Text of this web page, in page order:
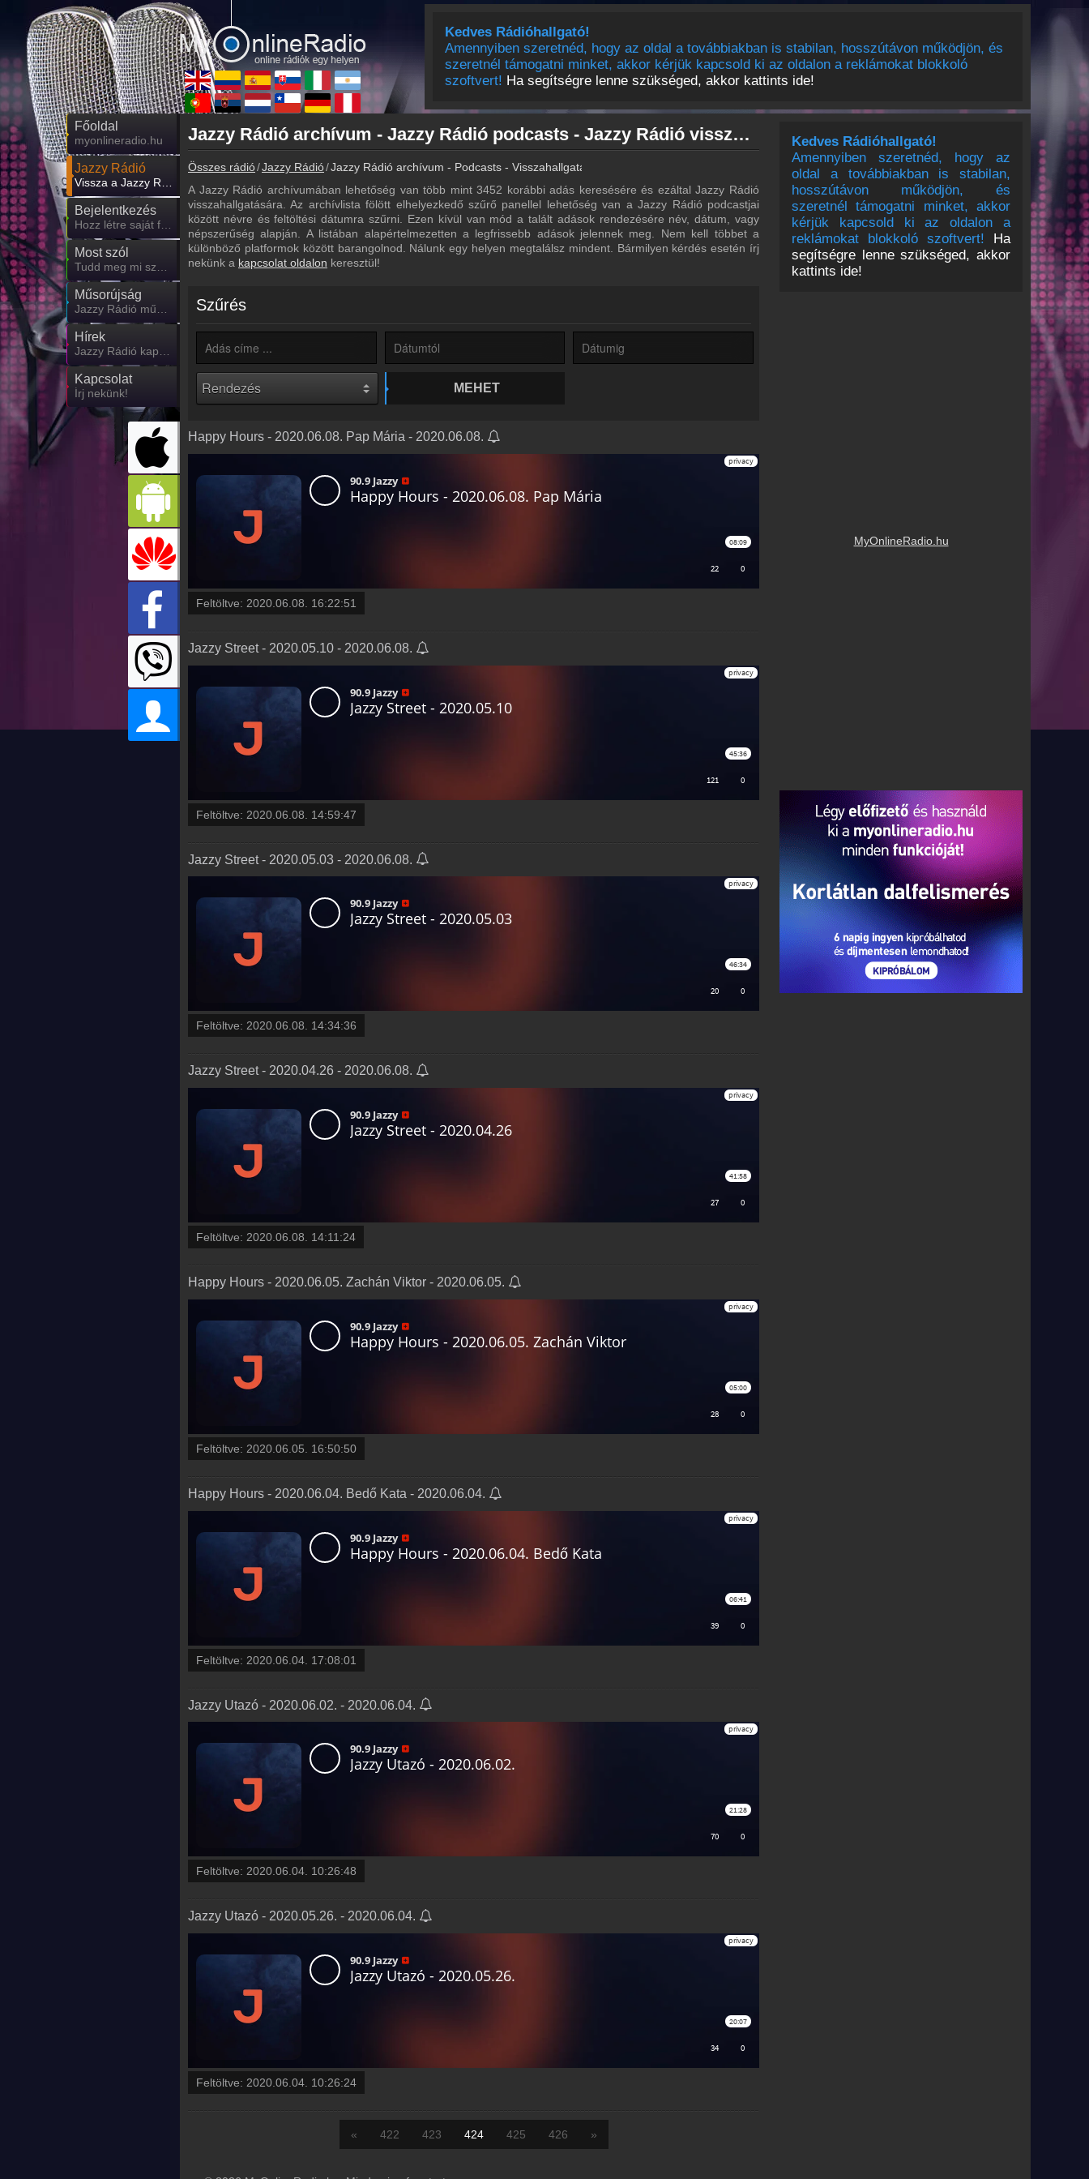
Kedves Rádióhallgató!
Amennyiben szeretnéd, hogy az oldal a továbbiakban is stabilan, hosszútávon működjön, és
szeretnél támogatni minket, akkor kérjük kapcsold ki az oldalon a reklámokat blokkoló
szoftvert! Ha segítségre lenne szükséged, akkor kattints ide!
Főoldal
myonlineradio.hu
Jazzy Rádió
Bejelentkezés
Most szól
Műsorújság
Hírek
Kapcsolat
Írj nekünk!
Kedves Rádióhallgató!
Amennyiben szeretnéd, hogy az
oldal a továbbiakban is stabilan,
hosszútávon működjön, és
szeretnél támogatni minket, akkor
kérjük kapcsold ki az oldalon a
reklámokat blokkoló szoftvert! Ha
segítségre lenne szükséged, akkor
kattints ide!
MyOnlineRadio.hu
Jazzy Rádió archívum - Jazzy Rádió podcasts - Jazzy Rádió visszahallgatás
Összes rádió Jazzy Rádió Jazzy Rádió archívum - Podcasts - Visszahallgatás
A Jazzy Rádió archívumában lehetőség van több mint 3452 korábbi adás keresésére és ezáltal Jazzy Rádió
visszahallgatására. Az archívlista fölött elhelyezkedő szűrő panellel lehetőség van a Jazzy Rádió podcastjai
között névre és feltöltési dátumra szűrni. Ezen kívül van mód a talált adások rendezésére név, dátum, vagy
népszerűség alapján. A listában alapértelmezetten a legfrissebb adások jelennek meg. Nem kell többet a
különböző platformok között barangolnod. Nálunk egy helyen megtalálsz mindent. Bármilyen kérdés esetén írj
nekünk a kapcsolat oldalon keresztül!
Szűrés
MEHET
Happy Hours - 2020.06.08. Pap Mária - 2020.06.08.
Feltöltve: 2020.06.08. 16:22:51
Jazzy Street - 2020.05.10 - 2020.06.08.
Feltöltve: 2020.06.08. 14:59:47
Jazzy Street - 2020.05.03 - 2020.06.08.
Feltöltve: 2020.06.08. 14:34:36
Jazzy Street - 2020.04.26 - 2020.06.08.
Feltöltve: 2020.06.08. 14:11:24
Happy Hours - 2020.06.05. Zachán Viktor - 2020.06.05.
Feltöltve: 2020.06.05. 16:50:50
Happy Hours - 2020.06.04. Bedő Kata - 2020.06.04.
Feltöltve: 2020.06.04. 17:08:01
Jazzy Utazó - 2020.06.02. - 2020.06.04.
Feltöltve: 2020.06.04. 10:26:48
Jazzy Utazó - 2020.05.26. - 2020.06.04.
Feltöltve: 2020.06.04. 10:26:24
« 422 423 424 425 426 »